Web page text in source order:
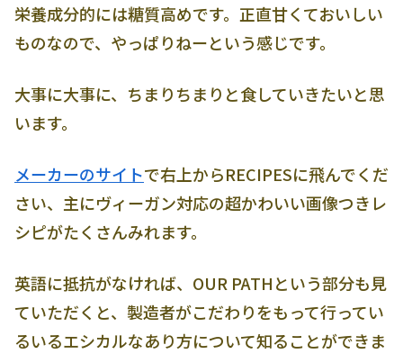
栄養成分的には糖質高めです。正直甘くておいしい
ものなので、やっぱりねーという感じです。
大事に大事に、ちまりちまりと食していきたいと思
います。
メーカーのサイトで右上からRECIPESに飛んでくだ
さい、主にヴィーガン対応の超かわいい画像つきレ
シピがたくさんみれます。
英語に抵抗がなければ、OUR PATHという部分も見
ていただくと、製造者がこだわりをもって行ってい
るいるエシカルなあり方について知ることができま